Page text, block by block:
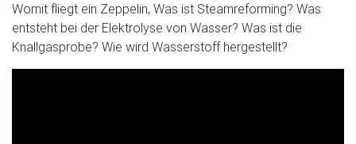
Womit fliegt ein Zeppelin, Was ist Steamreforming? Was
entsteht bei der Elektrolyse von Wasser? Was ist die
Knallgasprobe? Wie wird Wasserstoff hergestellt?